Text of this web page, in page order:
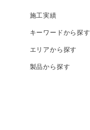
施工実績
キーワードから探す
エリアから探す
製品から探す